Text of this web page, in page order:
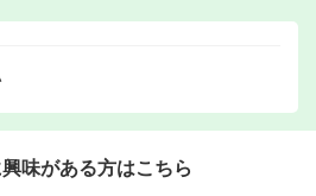
味がある方はこちら